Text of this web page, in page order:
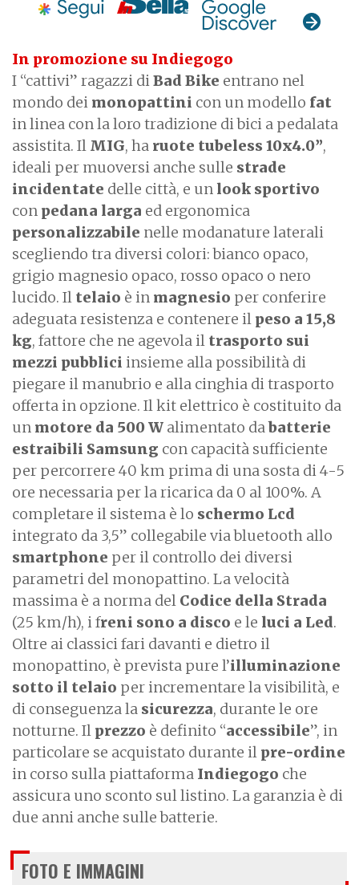
In promozione su Indiegogo
I “cattivi” ragazzi diBad Bike entrano nel
mondo dei monopattini con un modello fat
in linea con la loro tradizione di bici a pedalata
assistita. Il MIG, ha ruote tubeless 10x4.0”,
ideali per muoversi anche sulle strade
incidentate delle città, e un look sportivo
con pedana larga ed ergonomica
personalizzabile nelle modanature laterali
scegliendo tra diversi colori: bianco opaco,
grigio magnesio opaco, rosso opaco o nero
lucido. Il telaio è in magnesio per conferire
adeguata resistenza e contenere il peso a 15,8
kg, fattore che ne agevola il trasporto sui
mezzi pubblici insieme alla possibilità di
piegare il manubrio e alla cinghia di trasporto
offerta in opzione. Il kit elettrico è costituito da
un motore da 500 W alimentato dabatterie
estraibili Samsung con capacità sufficiente
per percorrere 40 km prima di una sosta di 4-5
ore necessaria per la ricarica da 0 al 100%. A
completare il sistema è lo schermo Lcd
integrato da 3,5” collegabile via bluetooth allo
smartphone per il controllo dei diversi
parametri del monopattino. La velocità
massima è a norma del Codice della Strada
(25 km/h), i freni sono a disco e le luci a Led.
Oltre ai classici fari davanti e dietro il
monopattino, è prevista pure l’illuminazione
sotto il telaio per incrementare la visibilità, e
di conseguenza la sicurezza, durante le ore
notturne. Il prezzo è definito “accessibile”, in
particolare se acquistato durante il pre-ordine
in corso sulla piattaforma Indiegogo che
assicura uno sconto sul listino. La garanzia è di
due anni anche sulle batterie.
FOTO E IMMAGINI